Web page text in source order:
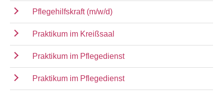
Pflegehilfskraft (m/w/d)
Praktikum im Kreißsaal
Praktikum im Pflegedienst
Praktikum im Pflegedienst